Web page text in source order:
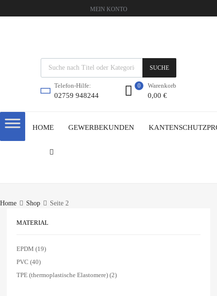
MEIN KONTO
SUCHE
Telefon-Hilfe:
02759 948244
Warenkorb
0,00 €
0
HOME GEWERBEKUNDEN
Home Shop Seite 2
MATERIAL
EPDM (19)
PVC (40)
TPE (thermoplastische Elastomere) (2)